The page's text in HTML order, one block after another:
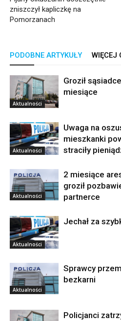
zniszczył kapliczkę na
Pomorzanach
PODOBNE ARTYKUŁY WIĘCEJ
Aktualności
Groził
miesiące
Aktualności
Uwaga na
mieszkanki
straciły
Aktualności
2 miesiące
groził
partnerce
Aktualności
Jechał za
Aktualności
Sprawcy
bezkarni
Policjanci